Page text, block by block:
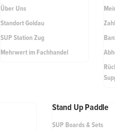
Über Uns
Standort Goldau
SUP Station Zug
Mehrwert im Fachhandel
Stand Up Paddle
SUP Boards & Sets